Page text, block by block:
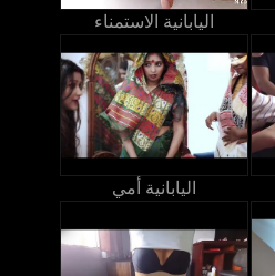
اليابانية الاستمناء
اليابانية أمي